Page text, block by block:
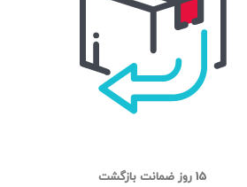
15 روز ضمانت بازگشت